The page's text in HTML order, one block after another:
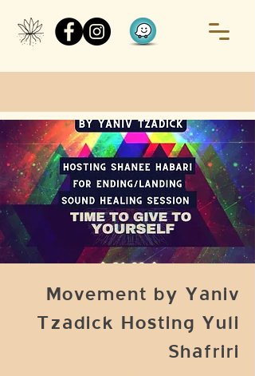
Movement by Yaniv
Tzadick Hosting Yuli
Shafriri